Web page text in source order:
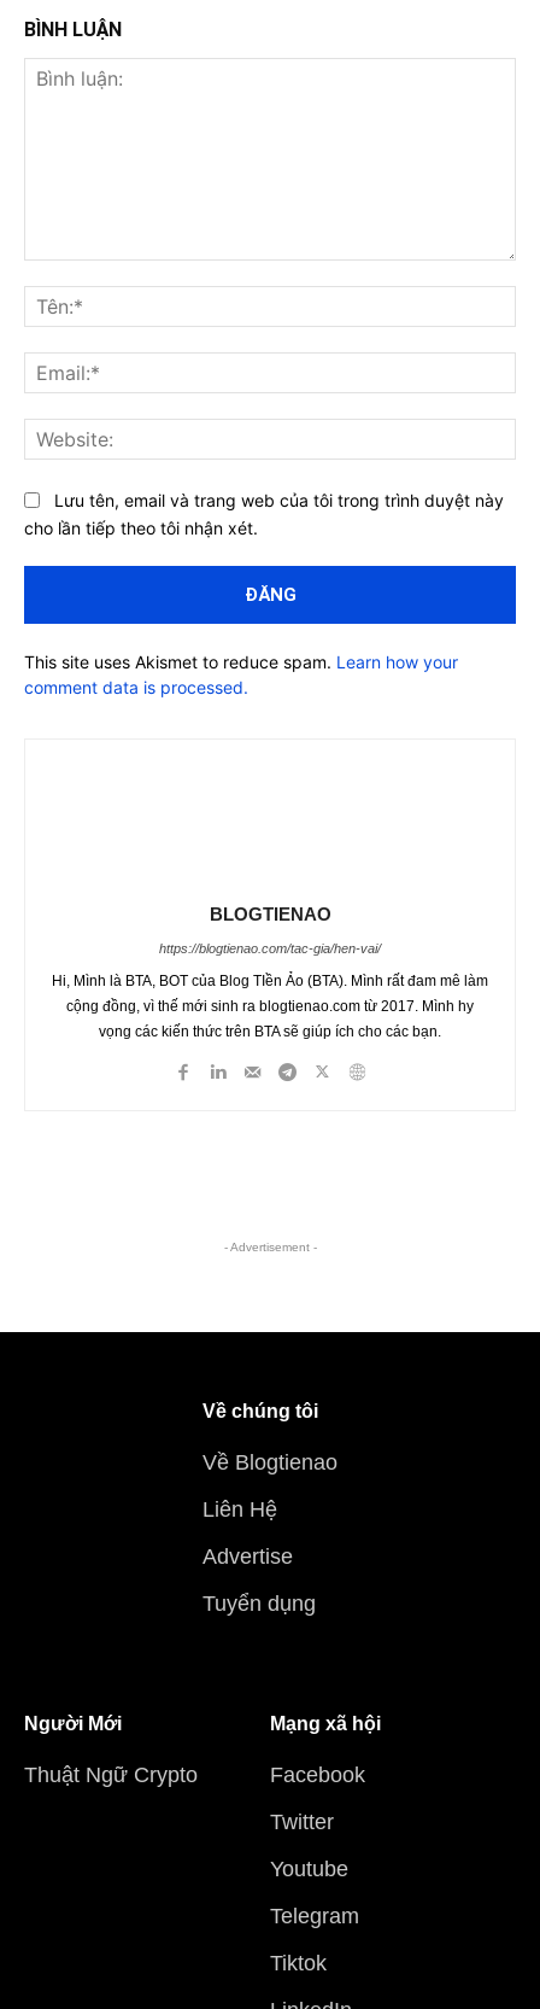
BÌNH LUẬN
luận:
Lưu tên, email và trang web của tôi trong trình duyệt này
cho lần tiếp theo tôi nhận xét.
This site uses Akismet to reduce spam. Learn how your
comment data is processed.
BLOGTIENAO
https://blogtienao.com/tac-gia/hen-vai/
Hi, Mình là BTA, BOT của Blog TIền Ảo (BTA). Mình rất đam mê làm
cộng đồng, vì thế mới sinh ra blogtienao.com từ 2017. Mình hy
vọng các kiến thức trên BTA sẽ giúp ích cho các bạn.
- Advertisement -
Về chúng tôi
Về Blogtienao
Liên Hệ
Advertise
Tuyển dụng
Người Mới
Thuật Ngữ Crypto
Mạng xã hội
Facebook
Twitter
Youtube
Telegram
Tiktok